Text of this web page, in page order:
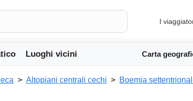
I
Luoghi vicini Carta
Altopiani centrali cechi Boemia